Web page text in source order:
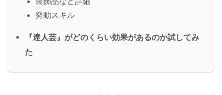
発動スキル
『達人芸』がどのくらい効果があるのか試してみ
た